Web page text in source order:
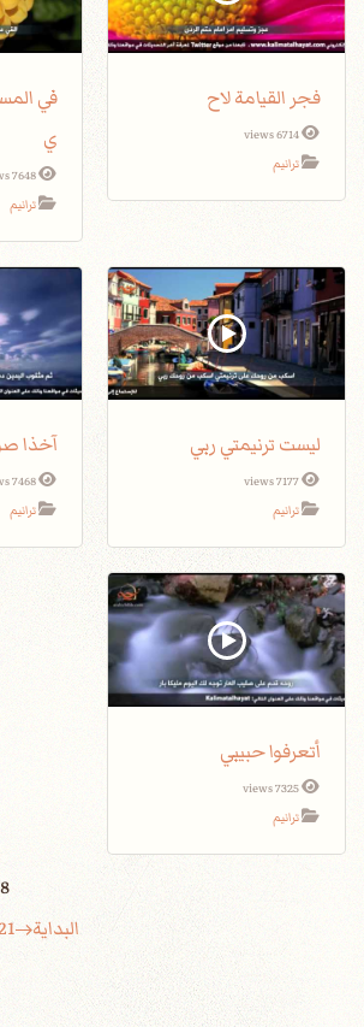
فجر القيامة لاح
6714 views
ترانيم
في
ي
7648 views
ترانيم
ليست ترنيمتي ربي
7177 views
ترانيم
آخذا
7468 views
ترانيم
أتعرفوا حبيبي
7325 views
ترانيم
28 -
البداية
1